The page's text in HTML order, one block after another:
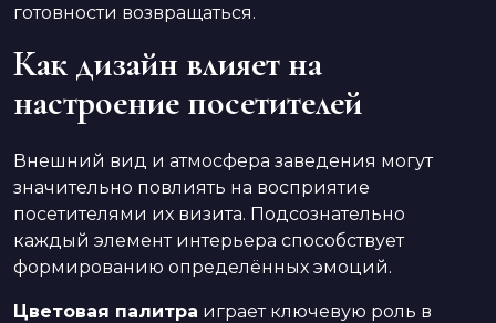
готовности возвращаться.
Как дизайн влияет на
настроение посетителей
Внешний вид и атмосфера заведения могут
значительно повлиять на восприятие
посетителями их визита. Подсознательно
каждый элемент интерьера способствует
формированию определённых эмоций.
Цветовая палитра играет ключевую роль в